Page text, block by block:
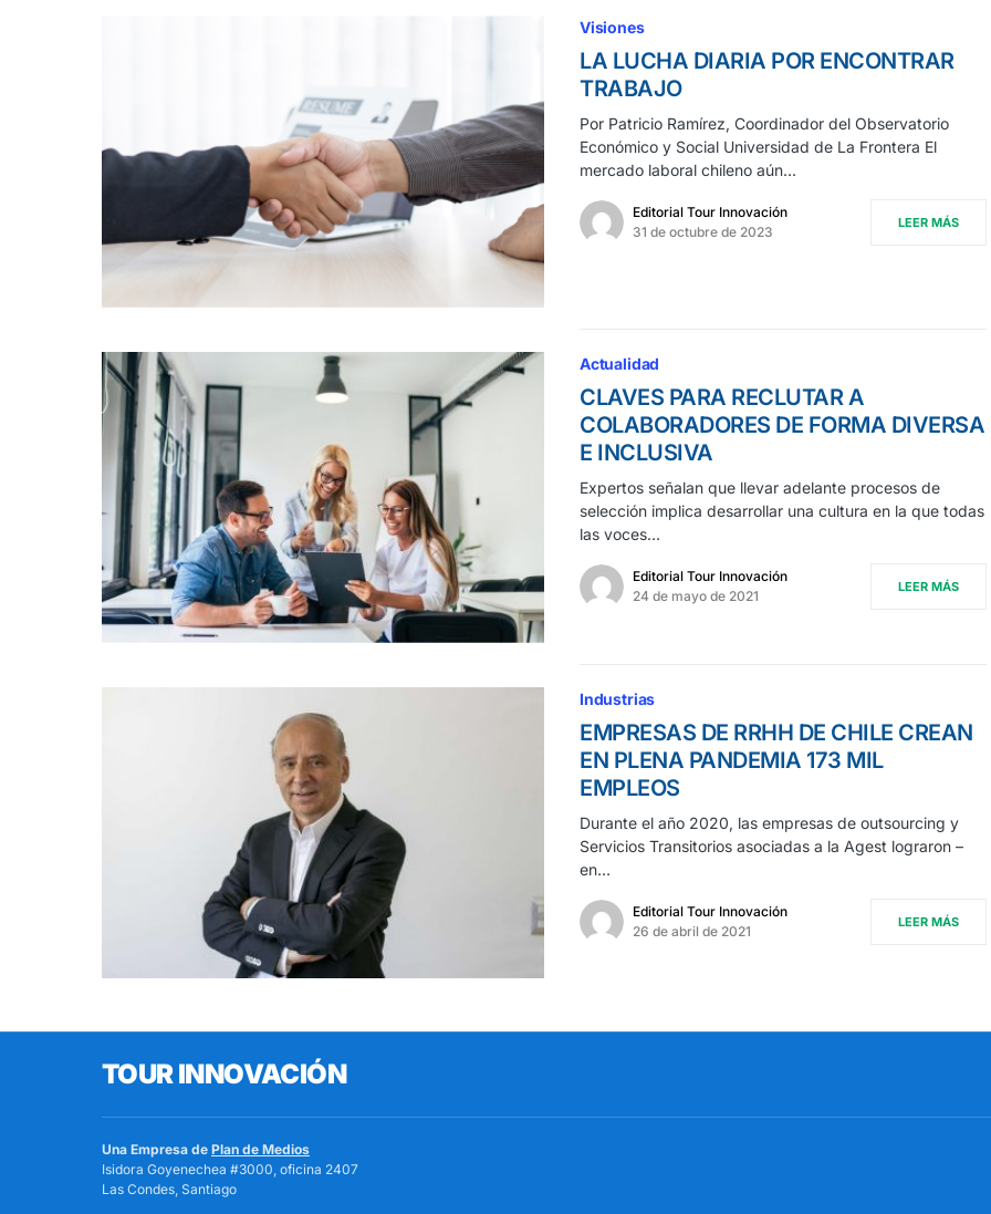
Visiones
LA LUCHA DIARIA POR ENCONTRAR
TRABAJO
Por Patricio Ramírez, Coordinador del Observatorio
Económico y Social Universidad de La Frontera El
mercado laboral chileno aún…
Editorial Tour Innovación
31 de octubre de 2023
LEER MÁS
Actualidad
CLAVES PARA RECLUTAR A
COLABORADORES DE FORMA DIVERSA
E INCLUSIVA
Expertos señalan que llevar adelante procesos de
selección implica desarrollar una cultura en la que todas
las voces…
Editorial Tour Innovación
24 de mayo de 2021
LEER MÁS
Industrias
EMPRESAS DE RRHH DE CHILE CREAN
EN PLENA PANDEMIA 173 MIL
EMPLEOS
Durante el año 2020, las empresas de outsourcing y
Servicios Transitorios asociadas a la Agest lograron –
en…
Editorial Tour Innovación
26 de abril de 2021
LEER MÁS
TOUR INNOVACIÓN
Una Empresa de Plan de Medios
Isidora Goyenechea #3000, oficina 2407
Las Condes, Santiago